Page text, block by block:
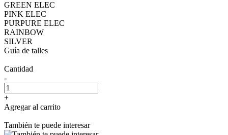
GREEN ELEC
PINK ELEC
PURPURE ELEC
RAINBOW
SILVER
Guía de talles
Cantidad
-
+
Agregar al carrito
También te puede interesar